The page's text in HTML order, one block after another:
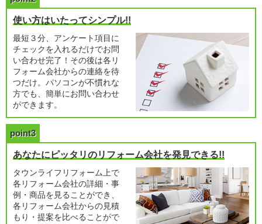
使い方はいたってシンプル!!
最短３分、アンケート項目に
チェックを入れるだけでお問
い合わせ完了！その後は各リ
フォーム会社からの連絡を待
つだけ。パソコンが不慣れな
方でも、簡単にお問い合わせ
ができます。
point3
あなたにピッタリのリフォーム会社を発見できる!!
タウンライフリフォーム上で
各リフォーム会社の詳細・事
例・商品を見ることができ、
各リフォーム会社からの見積
もり・提案を比べることがで